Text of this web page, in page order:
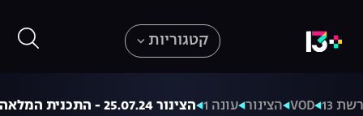
קטגוריות
13
VOD הצינור עונה 1 הצינור 25.07.24 - התכנית המלאה